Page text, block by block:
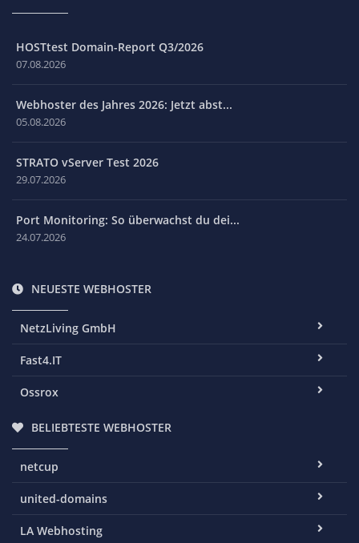
HOSTtest Domain-Report Q3/2026
07.08.2026
Webhoster des Jahres 2026: Jetzt abst...
05.08.2026
STRATO vServer Test 2026
29.07.2026
Port Monitoring: So überwachst du dei...
24.07.2026
NEUESTE WEBHOSTER
NetzLiving GmbH
Fast4.IT
Ossrox
BELIEBTESTE WEBHOSTER
netcup
united-domains
LA Webhosting